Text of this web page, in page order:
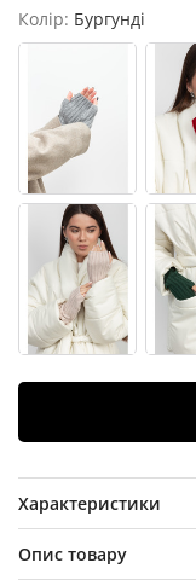
Колір: Бургунді
Характеристики
Опис товару